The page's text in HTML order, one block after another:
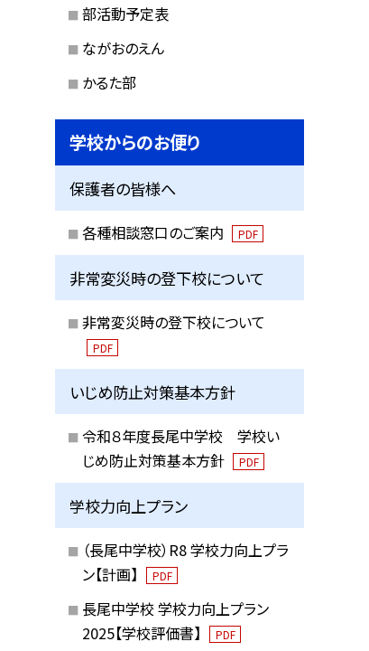
部活動予定表
ながおのえん
かるた部
学校からのお便り
保護者の皆様へ
各種相談窓口のご案内 PDF
非常変災時の登下校について
非常変災時の登下校について
PDF
いじめ防止対策基本方針
令和８年度長尾中学校 学校い
じめ防止対策基本方針
PDF
学校力向上プラン
（長尾中学校）R8 学校力向上プラ
ン【計画】
PDF
長尾中学校 学校力向上プラン
2025【学校評価書】
PDF